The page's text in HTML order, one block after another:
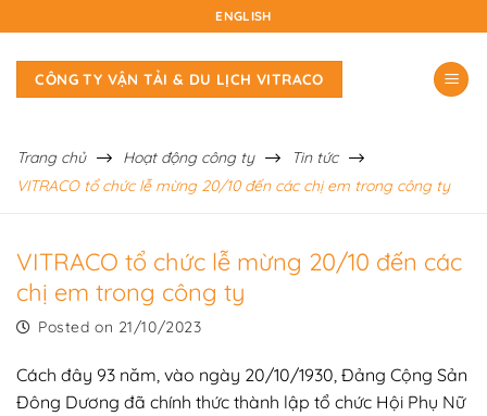
content
ENGLISH
CÔNG TY VẬN TẢI & DU LỊCH VITRACO
Trang chủ Hoạt động công ty
Tin tức
VITRACO tổ chức lễ mừng 20/10 đến các chị em trong công ty
VITRACO tổ chức lễ mừng 20/10 đến các
chị em trong công ty
Posted on 21/10/2023
Cách đây 93 năm, vào ngày 20/10/1930, Đảng Cộng Sản
Đông Dương đã chính thức thành lập tổ chức Hội Phụ Nữ